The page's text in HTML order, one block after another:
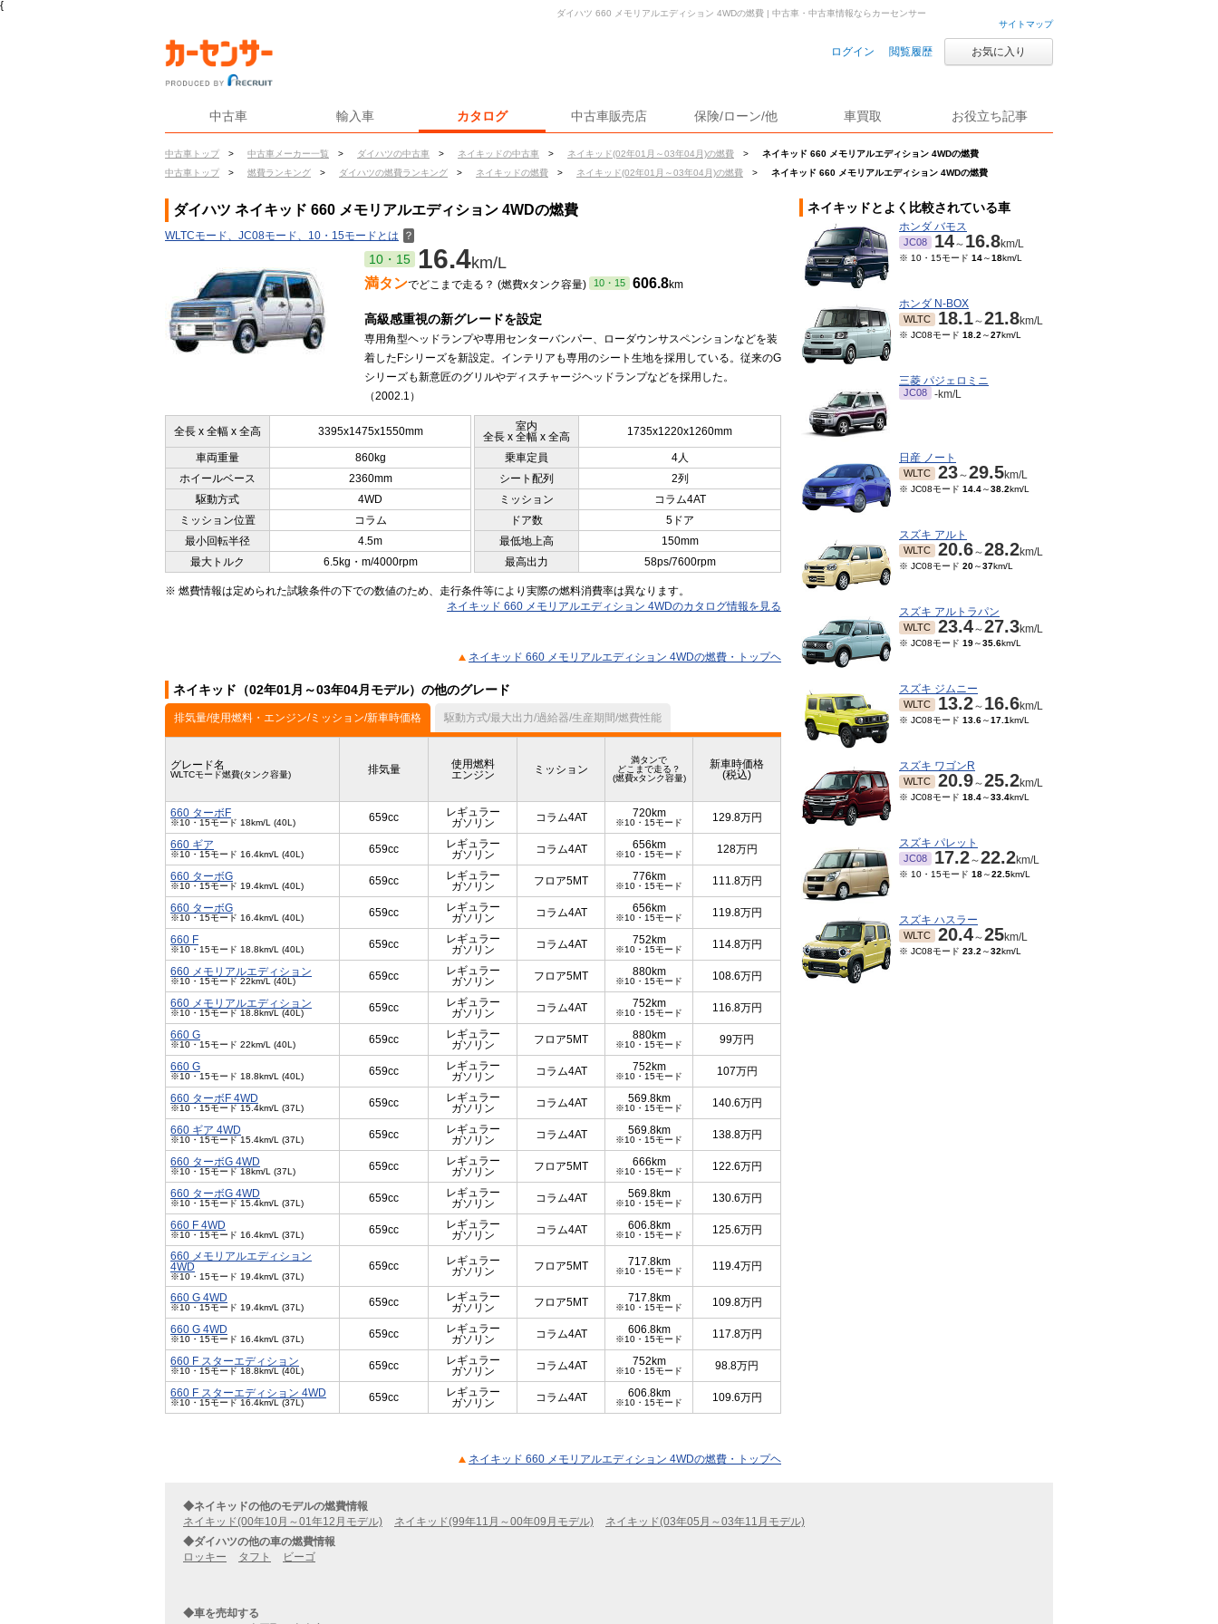
{
サイトマップ
ログイン 閲覧履歴 お気に入り
中古車 輸入車 カタログ 中古車販売店 保険/ローン/他 車買取 お役立ち記事
中古車トップ > 中古車メーカー一覧 > ダイハツの中古車 > ネイキッドの中古車 > ネイキッド(02年01月～03年04月)の燃費 >
ネイキッド 660 メモリアルエディション 4WDの燃費
中古車トップ
> 燃費ランキング > ダイハツの燃費ランキング > ネイキッドの燃費 > ネイキッド(02年01月～03年04月)の燃費 > ネイキッド 660 メモリアルエディション 4WDの燃費
ダイハツ 660 メモリアルエディション 4WDの燃費 | 中古車・中古車情報ならカーセンサー
ダイハツ ネイキッド 660 メモリアルエディション 4WDの燃費
WLTCモード、JC08モード、10・15モードとは ？
10・15 16.4km/L
満タンでどこまで走る？ (燃費xタンク容量) 10・15 606.8km
高級感重視の新グレードを設定
専用角型ヘッドランプや専用センターバンパー、ローダウンサスペンションなどを装
着したFシリーズを新設定。インテリアも専用のシート生地を採用している。従来のG
シリーズも新意匠のグリルやディスチャージヘッドランプなどを採用した。
（2002.1）
全長 x 全幅 x 全高 3395x1475x1550mm
室内
全長 x 全幅 x 全高
1735x1220x1260mm
車両重量 860kg 乗車定員
4人
ホイールベース
2360mm シート配列
2列
駆動方式
4WD ミッション
コラム4AT
ミッション位置
コラム ドア数
5ドア
最小回転半径
4.5m 最低地上高
150mm
最大トルク
6.5kg・m/4000rpm 最高出力 58ps/7600rpm
※ 燃費情報は定められた試験条件の下での数値のため、走行条件等により実際の燃料消費率は異なります。
ネイキッド 660 メモリアルエディション 4WDのカタログ情報を見る
ネイキッド 660 メモリアルエディション 4WDの燃費・トップヘ
ネイキッド（02年01月～03年04月モデル）の他のグレード
排気量/使用燃料・エンジン/ミッション/新車時価格 駆動方式/最大出力/過給器/生産期間/燃費性能
グレード名
WLTCモード燃費(タンク容量) 排気量
使用燃料
エンジン
ミッション
満タンで
どこまで走る？
(燃費xタンク容量)
新車時価格
(税込)
660 ターボF
※10・15モード 18km/L (40L) 659cc
レギュラー
ガソリン
コラム4AT 720km
※10・15モード 129.8万円
660 ギア
※10・15モード 16.4km/L (40L) 659cc
レギュラー
ガソリン
コラム4AT 656km
※10・15モード 128万円
660 ターボG
※10・15モード 19.4km/L (40L) 659cc
レギュラー
ガソリン
フロア5MT 776km
※10・15モード 111.8万円
660 ターボG
※10・15モード 16.4km/L (40L) 659cc
レギュラー
ガソリン
コラム4AT 656km
※10・15モード 119.8万円
660 F
※10・15モード 18.8km/L (40L) 659cc
レギュラー
ガソリン
コラム4AT 752km
※10・15モード 114.8万円
660 メモリアルエディション
※10・15モード 22km/L (40L) 659cc
レギュラー
ガソリン
フロア5MT 880km
※10・15モード 108.6万円
660 メモリアルエディション
※10・15モード 18.8km/L (40L) 659cc
レギュラー
ガソリン
コラム4AT 752km
※10・15モード 116.8万円
660 G
※10・15モード 22km/L (40L) 659cc
レギュラー
ガソリン
フロア5MT 880km
※10・15モード 99万円
660 G
※10・15モード 18.8km/L (40L) 659cc
レギュラー
ガソリン
コラム4AT 752km
※10・15モード 107万円
660 ターボF 4WD
※10・15モード 15.4km/L (37L) 659cc
レギュラー
ガソリン
コラム4AT 569.8km
※10・15モード 140.6万円
660 ギア 4WD
※10・15モード 15.4km/L (37L) 659cc
レギュラー
ガソリン
コラム4AT 569.8km
※10・15モード 138.8万円
660 ターボG 4WD
※10・15モード 18km/L (37L) 659cc
レギュラー
ガソリン
フロア5MT 666km
※10・15モード 122.6万円
660 ターボG 4WD
※10・15モード 15.4km/L (37L) 659cc
レギュラー
ガソリン
コラム4AT 569.8km
※10・15モード 130.6万円
660 F 4WD
※10・15モード 16.4km/L (37L) 659cc
レギュラー
ガソリン
コラム4AT 606.8km
※10・15モード 125.6万円
660 メモリアルエディション
4WD
※10・15モード 19.4km/L (37L)
659cc
レギュラー
ガソリン
フロア5MT 717.8km
※10・15モード 119.4万円
660 G 4WD
※10・15モード 19.4km/L (37L) 659cc
レギュラー
ガソリン
フロア5MT 717.8km
※10・15モード 109.8万円
660 G 4WD
※10・15モード 16.4km/L (37L) 659cc
レギュラー
ガソリン
コラム4AT 606.8km
※10・15モード 117.8万円
660 F スターエディション
※10・15モード 18.8km/L (40L) 659cc
レギュラー
ガソリン
コラム4AT 752km
※10・15モード 98.8万円
660 F スターエディション 4WD
※10・15モード 16.4km/L (37L) 659cc
レギュラー
ガソリン
コラム4AT 606.8km
※10・15モード 109.6万円
ネイキッド 660 メモリアルエディション 4WDの燃費・トップヘ
ネイキッドとよく比較されている車
ホンダ バモス
JC08 14～ 16.8km/L
※ 10・15モード 14～18km/L
ホンダ N-BOX
WLTC 18.1～21.8km/L
※ JC08モード 18.2 ～27km/L
三菱 パジェロミニ
JC08 -km/L
日産 ノート
WLTC 23～29.5km/L
※ JC08モード 14.4～38.2km/L
スズキ アルト
WLTC 20.6～28.2km/L
※ JC08モード 20～37km/L
スズキ アルトラパン
WLTC 23.4～27.3km/L
※ JC08モード 19～35.6km/L
スズキ ジムニー
WLTC 13.2～ 16.6km/L
※ JC08モード 13.6～17.1km/L
スズキ ワゴンR
WLTC 20.9～25.2km/L
※ JC08モード 18.4～33.4km/L
スズキ パレット
JC08 17.2～22.2km/L
※ 10・15モード 18～22.5km/L
スズキ ハスラー
WLTC 20.4～25km/L
※ JC08モード 23.2 ～32km/L
◆ネイキッドの他のモデルの燃費情報
ネイキッド(00年10月～01年12月モデル)
ネイキッド(99年11月～00年09月モデル)
ネイキッド(03年05月～03年11月モデル)
◆ダイハツの他の車の燃費情報
ロッキー
タフト ビーゴ
◆車を売却する